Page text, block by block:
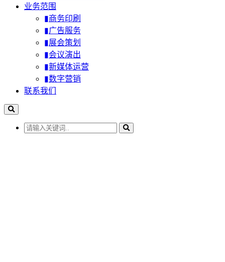
业务范围
▮商务印刷
▮广告服务
▮展会策划
▮会议演出
▮新媒体运营
▮数字营销
联系我们